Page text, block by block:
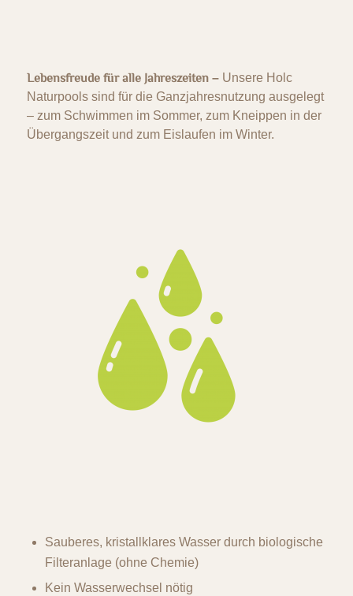
Lebensfreude für alle Jahreszeiten– Unsere Holc
Naturpools sind für die Ganzjahresnutzung ausgelegt
– zum Schwimmen im Sommer, zum Kneippen in der
Übergangszeit und zum Eislaufen im Winter.
Sauberes, kristallklares Wasser durch biologische
Filteranlage (ohne Chemie)
Kein Wasserwechsel nötig